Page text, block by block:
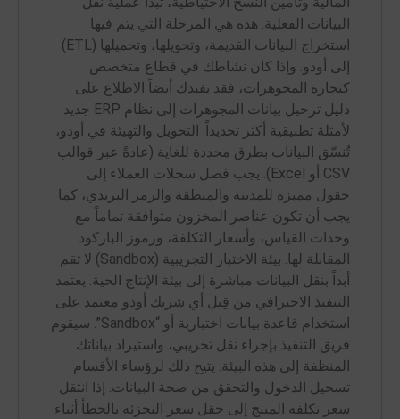
البيانات الفعلية. هذه هي المرحلة التي يتم فيها
استخراج البيانات القديمة، وتحويلها، وتحميلها (ETL)
إلى أودو. وإذا كان نشاطك في قطاع متخصص
كتجارة المجوهرات، فقد يفيدك أيضاً الاطلاع على
دليل ترحيل بيانات المجوهرات إلى نظام ERP جديد
لأمثلة تطبيقية أكثر تحديداً. التحويل والتهيئة في أودو،
تُنسّق البيانات بطرق محددة للغاية (عادةً عبر قوالب
CSV أو Excel). يجب فصل سجلات العملاء إلى
حقول مميزة للمدينة والمنطقة والرمز البريدي، كما
يجب أن تكون عناصر المخزون متوافقة تماماً مع
وحدات القياس، وأسعار التكلفة، ورموز الباركود
المقابلة لها. بيئة الاختبار التجريبية (Sandbox) لا تقم
أبداً بنقل البيانات مباشرة إلى بيئة الإنتاج الحية. يعتمد
التنفيذ الاحترافي من قِبل أي شريك أودو معتمد على
استخدام قاعدة بيانات اختبارية أو “Sandbox”. سيقوم
فريق التنفيذ بإجراء نقل تجريبي، واستيراد بياناتك
المنظفة إلى هذه البيئة. يتيح ذلك لرؤساء الأقسام
تسجيل الدخول والتحقق من صحة البيانات. إذا انتقل
سعر تكلفة المنتج إلى حقل سعر التجزئة بالخطأ أثناء